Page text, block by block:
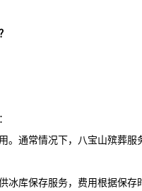
。通常情况下， 八宝山殡葬服
冰库保存服务，费用根据保存